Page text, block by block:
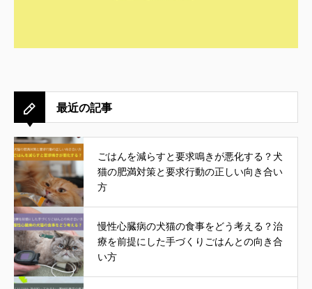
最近の記事
ごはんを減らすと要求鳴きが悪化する？犬
猫の肥満対策と要求行動の正しい向き合い
方
慢性心臓病の犬猫の食事をどう考える？治
療を前提にした手づくりごはんとの向き合
い方